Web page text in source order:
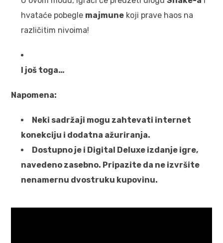
hvataće pobegle majmune koji prave haos na
različitim nivoima!
I još toga…
Napomena:
Neki sadržaji mogu zahtevati internet
konekciju i dodatna ažuriranja.
Dostupno je i Digital Deluxe izdanje igre,
navedeno zasebno. Pripazite da ne izvršite
nenamernu dvostruku kupovinu.